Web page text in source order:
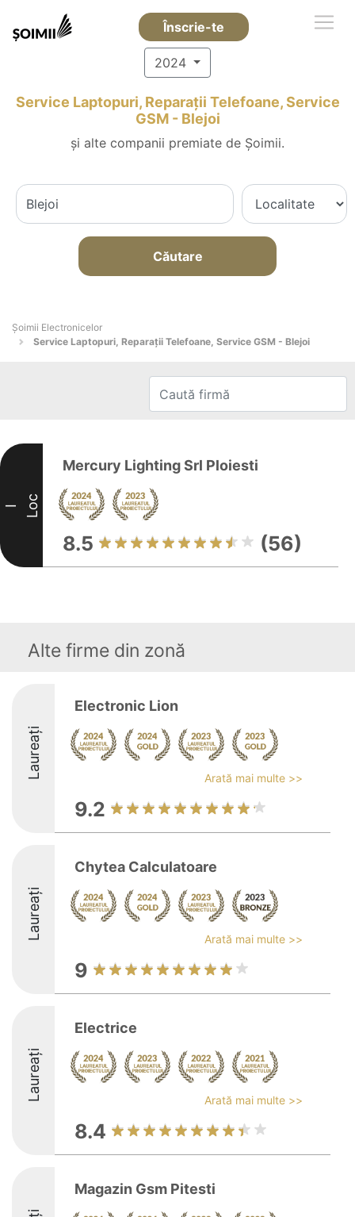
Înscrie-te
2024
Service Laptopuri, Reparații Telefoane, Service
GSM - Blejoi
și alte companii premiate de Șoimii.
Căutare
Șoimii Electronicelor
Service Laptopuri, Reparații Telefoane, Service GSM - Blejoi
I Loc
Mercury Lighting Srl Ploiesti
8.5 (56)
Alte firme din zonă
Laureați
Electronic Lion
Arată mai multe >>
9.2
Laureați
Chytea Calculatoare
Arată mai multe >>
9
Laureați
Electrice
Arată mai multe >>
8.4
Magazin Gsm Pitesti